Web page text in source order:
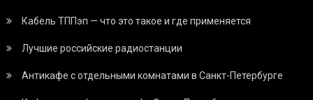
Кабель ТППэп — что это такое и где применяется
Лучшие российские радиостанции
Антикафе с отдельными комнатами в Санкт-Петербурге